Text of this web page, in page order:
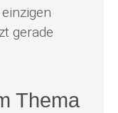
gerade
Thema